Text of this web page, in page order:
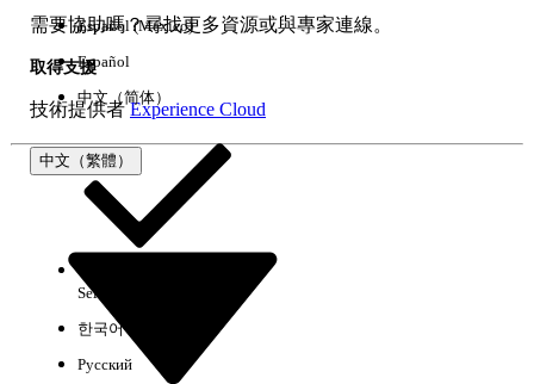
需要協助嗎？尋找更多資源或與專家連線。
取得支援
技術提供者Experience Cloud
中文（繁體）
Español (México)
Español
中文（简体）
Select Org
한국어
Русский